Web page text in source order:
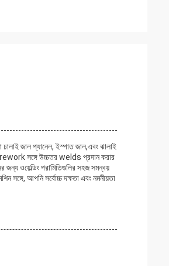
ঢালাই জাল প্যানেল, ইস্পাত জাল,এবং ঝালাই
rework সঙ্গে উচ্চতর welds প্রদান করার
ওয়েল্ডিং পরামিতিগুলির সহজ সমন্বয়
সঙ্গে, আপনি সর্বোচ্চ দক্ষতা এবং নমনীয়তা